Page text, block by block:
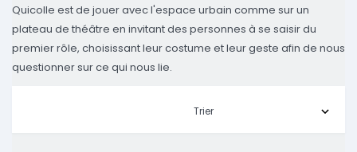
Quicolle est de jouer avec l'espace urbain comme sur un
plateau de théâtre en invitant des personnes à se saisir du
premier rôle, choisissant leur costume et leur geste afin de nous
questionner sur ce qui nous lie.